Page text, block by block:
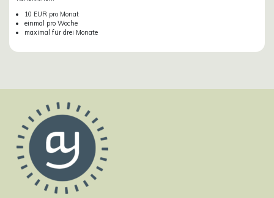
10 EUR pro Monat
einmal pro Woche
maximal für drei Monate